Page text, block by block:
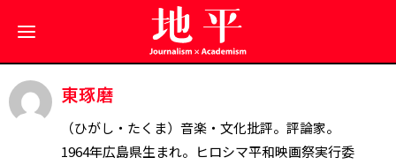
東琢磨
（ひがし・たくま）音楽・文化批評。評論家。
1964年広島県生まれ。ヒロシマ平和映画祭実行委